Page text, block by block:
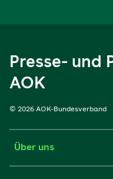
Presse-
AOK
© 2026 AOK-Bundesverband
Über uns